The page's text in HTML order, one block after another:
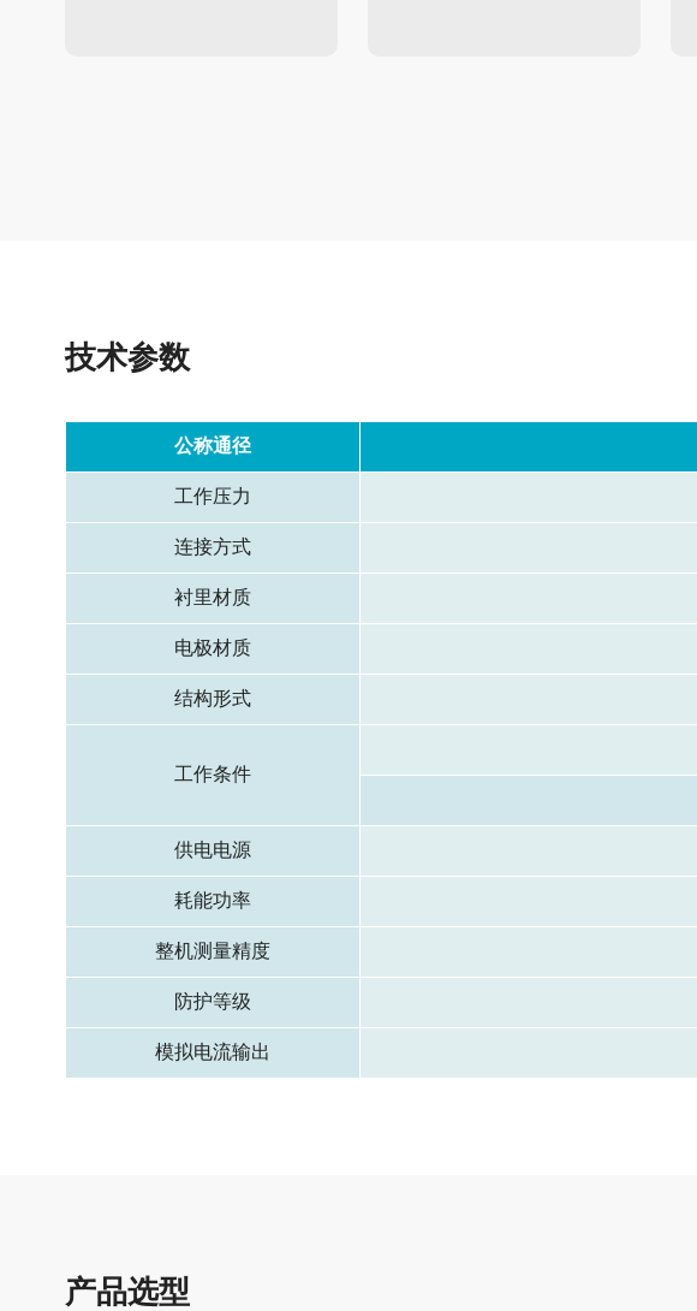
技术参数
公称通径
工作压力
连接方式
衬里材质
电极材质
结构形式
工作条件
供电电源
耗能功率
整机测量精度
防护等级
模拟电流输出
产品选型